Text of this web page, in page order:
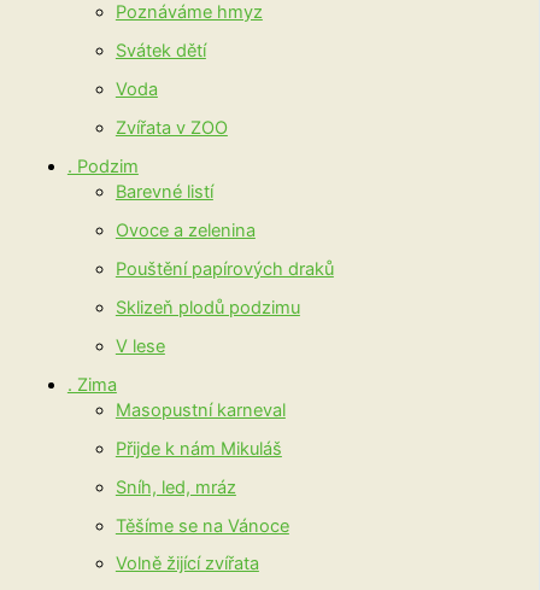
Poznáváme hmyz
Svátek dětí
Voda
Zvířata v ZOO
. Podzim
Barevné listí
Ovoce a zelenina
Pouštění papírových draků
Sklizeň plodů podzimu
V lese
. Zima
Masopustní karneval
Přijde k nám Mikuláš
Sníh, led, mráz
Těšíme se na Vánoce
Volně žijící zvířata